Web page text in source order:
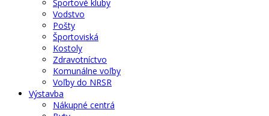
Športové kluby
Vodstvo
Pošty
Športoviská
Kostoly
Zdravotníctvo
Komunálne voľby
Voľby do NRSR
Výstavba
Nákupné centrá